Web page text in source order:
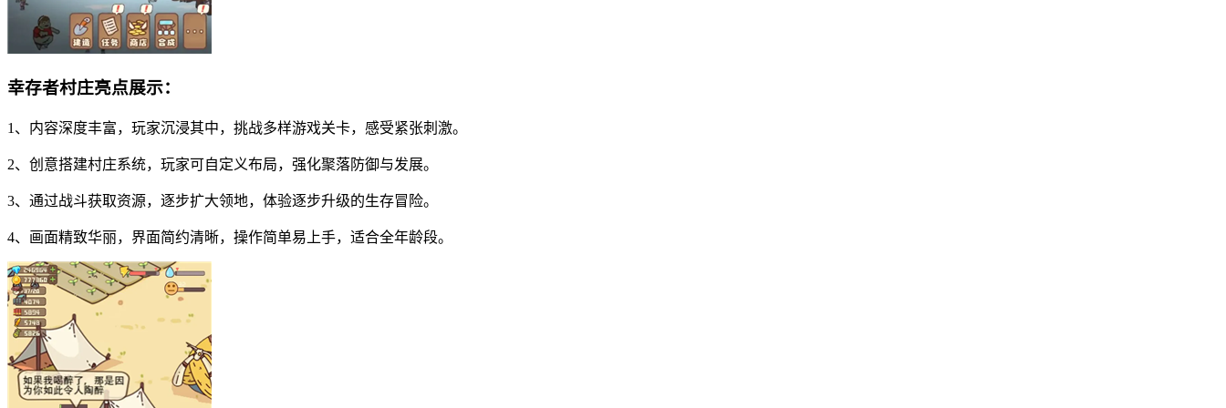
幸存者村庄亮点展示：
1、内容深度丰富，玩家沉浸其中，挑战多样游戏关卡，感受紧张刺激。
2、创意搭建村庄系统，玩家可自定义布局，强化聚落防御与发展。
3、通过战斗获取资源，逐步扩大领地，体验逐步升级的生存冒险。
4、画面精致华丽，界面简约清晰，操作简单易上手，适合全年龄段。